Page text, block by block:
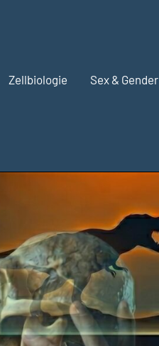
Zellbiologie Sex & Gender